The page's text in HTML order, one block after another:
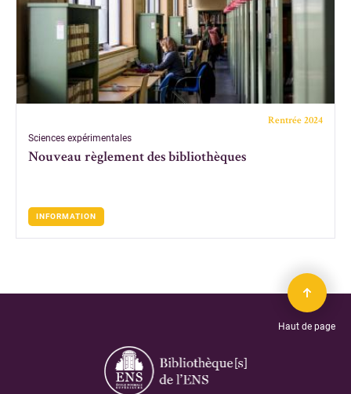
Rentrée 2024
Sciences expérimentales
Nouveau règlement des bibliothèques
INFORMATION
Haut de page